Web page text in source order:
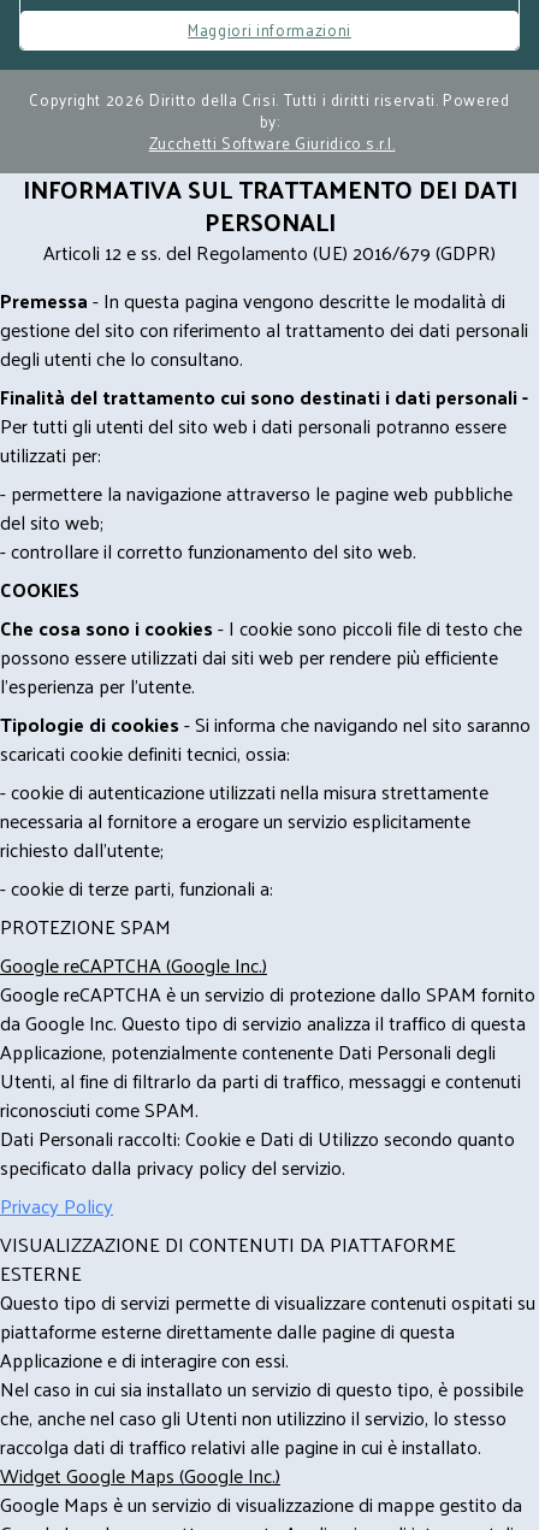
Maggiori informazioni
Copyright 2026 Diritto della Crisi. Tutti i diritti riservati. Powered
by:
Zucchetti Software Giuridico s.r.l.
INFORMATIVA SUL TRATTAMENTO DEI DATI
PERSONALI
Articoli 12 e ss. del Regolamento (UE) 2016/679 (GDPR)
Premessa- In questa pagina vengono descritte le modalità di
gestione del sito con riferimento al trattamento dei dati personali
degli utenti che lo consultano.
Finalità del trattamento cui sono destinati i dati personali -
Per tutti gli utenti del sito web i dati personali potranno essere
utilizzati per:
- permettere la navigazione attraverso le pagine web pubbliche
del sito web;
- controllare il corretto funzionamento del sito web.
COOKIES
Che cosa sono i cookies- I cookie sono piccoli file di testo che
possono essere utilizzati dai siti web per rendere più efficiente
l'esperienza per l'utente.
Tipologie di cookies- Si informa che navigando nel sito saranno
scaricati cookie definiti tecnici, ossia:
- cookie di autenticazione utilizzati nella misura strettamente
necessaria al fornitore a erogare un servizio esplicitamente
richiesto dall'utente;
- cookie di terze parti, funzionali a:
PROTEZIONE SPAM
Google reCAPTCHA (Google Inc.)
Google reCAPTCHA è un servizio di protezione dallo SPAM fornito
da Google Inc. Questo tipo di servizio analizza il traffico di questa
Applicazione, potenzialmente contenente Dati Personali degli
Utenti, al fine di filtrarlo da parti di traffico, messaggi e contenuti
riconosciuti come SPAM.
Dati Personali raccolti: Cookie e Dati di Utilizzo secondo quanto
specificato dalla privacy policy del servizio.
Privacy Policy
VISUALIZZAZIONE DI CONTENUTI DA PIATTAFORME
ESTERNE
Questo tipo di servizi permette di visualizzare contenuti ospitati su
piattaforme esterne direttamente dalle pagine di questa
Applicazione e di interagire con essi.
Nel caso in cui sia installato un servizio di questo tipo, è possibile
che, anche nel caso gli Utenti non utilizzino il servizio, lo stesso
raccolga dati di traffico relativi alle pagine in cui è installato.
Widget Google Maps (Google Inc.)
Google Maps è un servizio di visualizzazione di mappe gestito da